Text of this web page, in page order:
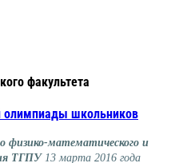
факультета
олимпиады школьников
физико-математического и
ТГПУ13 марта 2016 года